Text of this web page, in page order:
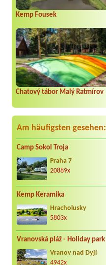
Kemp Fousek
Chatový tábor Malý Ratmírov
Am häufigsten gesehen:
Camp Sokol Troja
Praha 7
20889x
Kemp Keramika
Hracholusky
5803x
Vranovská pláž - Holiday park
Vranov nad Dyjí
4942x